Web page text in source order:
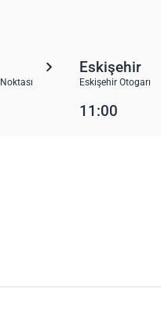
Eskişehir
Eskişehir Otogarı
11:00